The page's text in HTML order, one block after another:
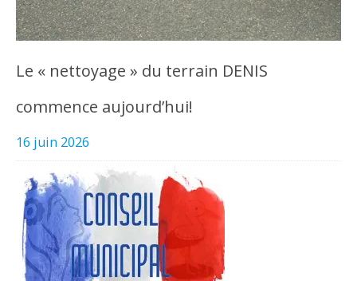
Le « nettoyage » du terrain DENIS
commence aujourd’hui!
16 juin 2026